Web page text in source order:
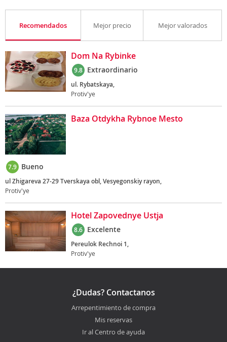
Recomendados Mejor precio Mejor valorados
Dom Na Rybinke
9.8 Extraordinario
ul. Rybatskaya,
Protiv'ye
Baza Otdykha Rybnoe Mesto
7.9 Bueno
ul Zhigareva 27-29 Tverskaya obl, Vesyegonskiy rayon,
Protiv'ye
Hotel Zapovednye Ustja
8.6 Excelente
Pereulok Rechnoi 1,
Protiv'ye
¿Dudas? Contactanos
Arrepentimiento de compra
Mis reservas
Ir al Centro de ayuda